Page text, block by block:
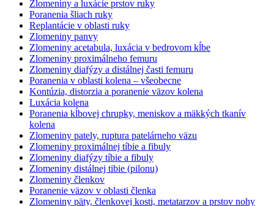
Zlomeniny a luxácie prstov ruky
Poranenia šliach ruky
Replantácie v oblasti ruky
Zlomeniny panvy
Zlomeniny acetabula, luxácia v bedrovom kĺbe
Zlomeniny proximálneho femuru
Zlomeniny diafýzy a distálnej časti femuru
Poranenia v oblasti kolena – všeobecne
Kontúzia, distorzia a poranenie väzov kolena
Luxácia kolena
Poranenia kĺbovej chrupky, meniskov a mäkkých tkanív
kolena
Zlomeniny pately, ruptura patelárneho väzu
Zlomeniny proximálnej tíbie a fibuly
Zlomeniny diafýzy tíbie a fibuly
Zlomeniny distálnej tibie (pilonu)
Zlomeniny členkov
Poranenie väzov v oblasti členka
Zlomeniny päty, členkovej kosti, metatarzov a prstov nohy